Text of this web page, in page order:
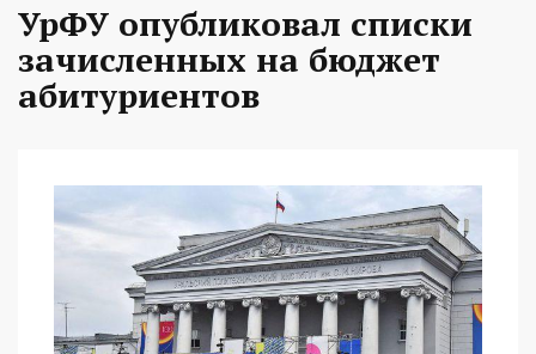
УрФУ опубликовал списки
зачисленных на бюджет
абитуриентов